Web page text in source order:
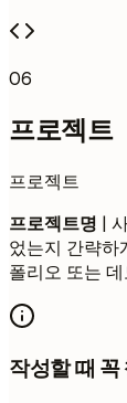
06
프로젝트
프로젝트
프로젝트명 |
었는지 간략하
폴리오 또는
작성할 때 꼭